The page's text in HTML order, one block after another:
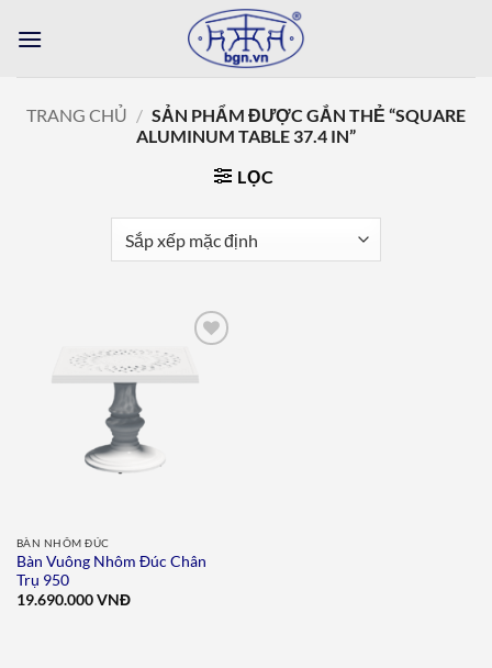
qua
TRANG CHỦ / SẢN PHẨM ĐƯỢC GẮN THẺ “SQUARE
ALUMINUM TABLE 37.4 IN”
LỌC
BÀN NHÔM ĐÚC
Bàn Vuông Nhôm Đúc Chân
Trụ 950
19.690.000VNĐ